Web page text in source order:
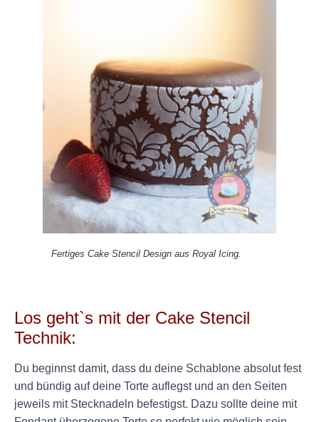
Fertiges Cake Stencil Design aus Royal Icing.
Los geht`s mit der Cake Stencil
Technik:
Du beginnst damit, dass du deine Schablone absolut fest
und bündig auf deine Torte auflegst und an den Seiten
jeweils mit Stecknadeln befestigst. Dazu sollte deine mit